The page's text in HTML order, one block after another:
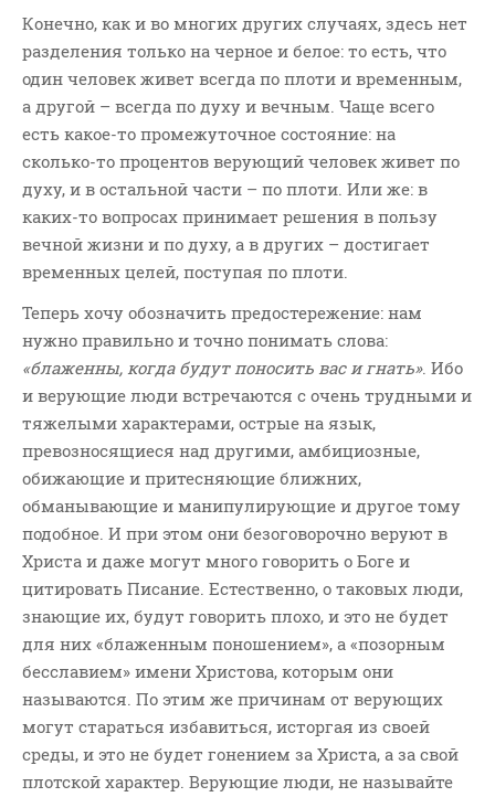
Конечно, как и во многих других случаях, здесь нет
разделения только на черное и белое: то есть, что
один человек живет всегда по плоти и временным,
а другой – всегда по духу и вечным. Чаще всего
есть какое-то промежуточное состояние: на
сколько-то процентов верующий человек живет по
духу, и в остальной части – по плоти. Или же: в
каких-то вопросах принимает решения в пользу
вечной жизни и по духу, а в других – достигает
временных целей, поступая по плоти.
Теперь хочу обозначить предостережение: нам
нужно правильно и точно понимать слова:
«блаженны, когда будут поносить вас и гнать». Ибо
и верующие люди встречаются с очень трудными и
тяжелыми характерами, острые на язык,
превозносящиеся над другими, амбициозные,
обижающие и притесняющие ближних,
обманывающие и манипулирующие и другое тому
подобное. И при этом они безоговорочно веруют в
Христа и даже могут много говорить о Боге и
цитировать Писание. Естественно, о таковых люди,
знающие их, будут говорить плохо, и это не будет
для них «блаженным поношением», а «позорным
бесславием» имени Христова, которым они
называются. По этим же причинам от верующих
могут стараться избавиться, исторгая из своей
среды, и это не будет гонением за Христа, а за свой
плотской характер. Верующие люди, не называйте